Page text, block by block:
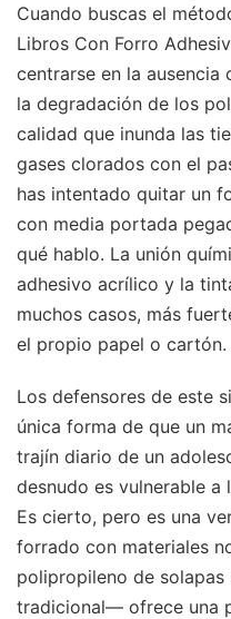
Cuando buscas el
Libros Con Forro
centrarse en la ausencia
la degradación de los
calidad que inunda las
gases clorados con el
has intentado quitar un
con media portada
qué hablo. La unión
adhesivo acrílico y la
muchos casos, más
el propio papel o cartón.
Los defensores de este
única forma de que un
trajín diario de un
desnudo es vulnerable a
Es cierto, pero es una
forrado con materiales
polipropileno de
tradicional— ofrece una